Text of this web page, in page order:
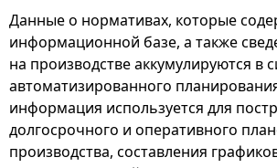
Данные о нормативах, которые
информационной базе, а также
на производстве аккумулируются в
автоматизированного
информация используется для
долгосрочного и оперативного
производства, составления